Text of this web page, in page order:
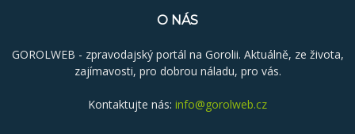
O NÁS
GOROLWEB - zpravodajský portál na Gorolii. Aktuálně, ze života,
zajímavosti, pro dobrou náladu, pro vás.
Kontaktujte nás: info@gorolweb.cz